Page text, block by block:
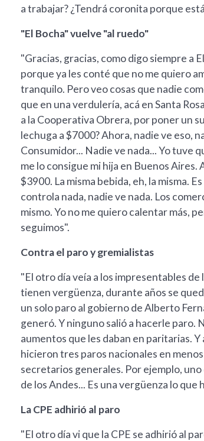
a trabajar? ¿Tendrá coronita porque
"El Bocha" vuelve "al ruedo"
"Gracias, gracias, como digo siempre a
porque ya les conté que no me quiero
tranquilo. Pero veo cosas que nadie
que en una verdulería, acá en Santa
a la Cooperativa Obrera, por poner un
lechuga a $7000? Ahora, nadie ve eso,
Consumidor... Nadie ve nada... Yo tuve
me lo consigue mi hija en Buenos Aires.
$3900. La misma bebida, eh, la misma.
controla nada, nadie ve nada. Los
mismo. Yo no me quiero calentar más,
seguimos".
Contra el paro y gremialistas
"El otro día veía a los impresentables de
tienen vergüenza, durante años se
un solo paro al gobierno de Alberto
generó. Y ninguno salió a hacerle paro.
aumentos que les daban en paritarias.
hicieron tres paros nacionales en
secretarios generales. Por ejemplo,
de los Andes... Es una vergüenza lo que
La CPE adhirió al paro
"El otro día vi que la CPE se adhirió al